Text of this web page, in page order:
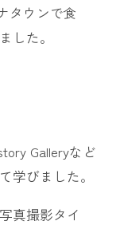
ウンで食
した。
Galleryなど
学びました。
真撮影タイ